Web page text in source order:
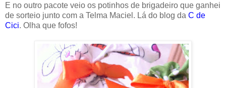
E no outro pacote veio os potinhos de brigadeiro que ganhei
de sorteio junto com a Telma Maciel. Lá do blog da C de
Cici. Olha que fofos!